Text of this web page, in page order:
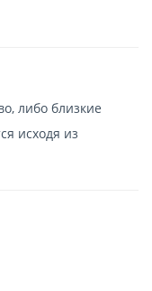
либо близкие
исходя из